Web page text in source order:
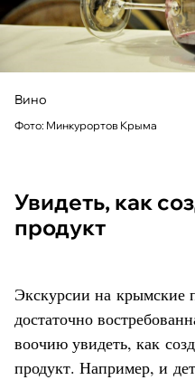
Вино
Фото: Минкурортов Крыма
Увидеть, как создаётся любимый
продукт
Экскурсии на крымские
достаточно
воочию увидеть, как
продукт. Например, и